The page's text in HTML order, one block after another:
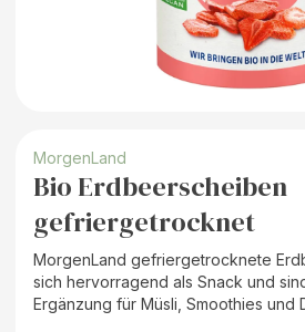
MorgenLand
Bio Erdbeerscheiben
gefriergetrocknet
MorgenLand gefriergetrocknete
sich hervorragend als Snack und
Ergänzung für Müsli, Smoothies und